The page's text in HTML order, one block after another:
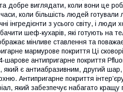
добре виглядати, коли вони це
коли більшість людей готували
інгредієнти з усього світу, і
шеф-кухарів, які готують на
мінливе ставлення та
мармурове покриття Ці
шарове антипригарне покриття
який є антиабразивним, другий
Антипригарне покриття
який забезпечує набагато